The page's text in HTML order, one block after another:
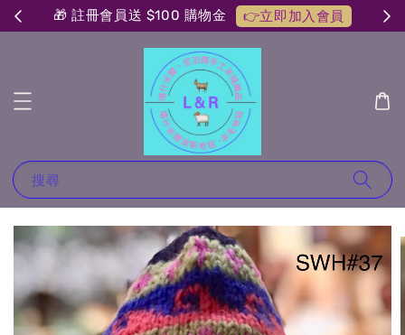
🎁 註冊會員送 $100 購物金 👉立即加入會員
搜尋